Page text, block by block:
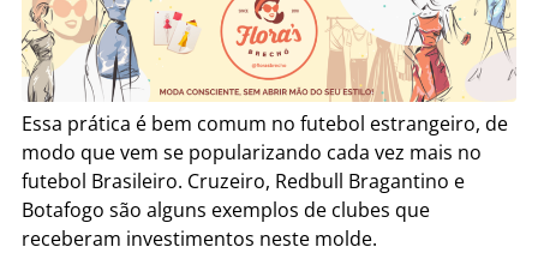
Essa prática é bem comum no futebol estrangeiro, de
modo que vem se popularizando cada vez mais no
futebol Brasileiro. Cruzeiro, Redbull Bragantino e
Botafogo são alguns exemplos de clubes que
receberam investimentos neste molde.